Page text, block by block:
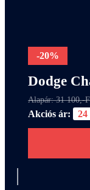
-20%
Dodge
Alapár: 31 100,-
Akciós ár: 24